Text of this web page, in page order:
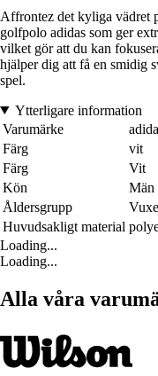
Affrontez det kyliga vädret
golfpolo adidas som ger
vilket gör att du kan
hjälper dig att få en smidig
spel.
Ytterligare information
Varumärke
Färg
vit
Färg
Vit
Kön
Män
Åldersgrupp
Huvudsakligt material
Loading...
Loading...
Alla våra